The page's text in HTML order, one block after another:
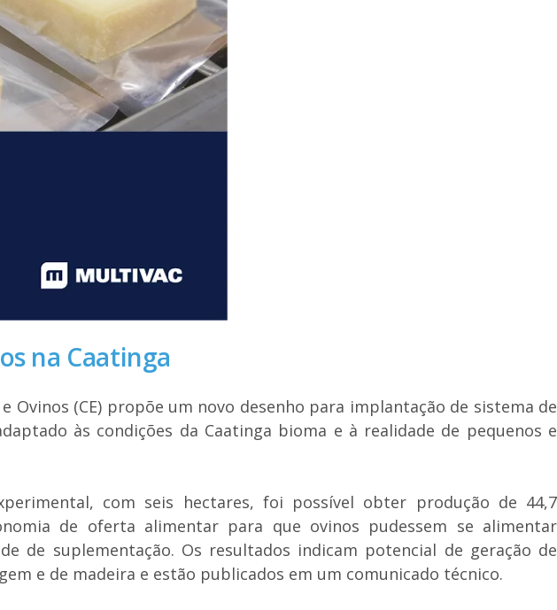
na Caatinga
Ovinos (CE) propõe um novo desenho para implantação de sistema de
às condições da Caatinga bioma e à realidade de pequenos e
com seis hectares, foi possível obter produção de 44,7
de oferta alimentar para que ovinos pudessem se alimentar
de suplementação. Os resultados indicam potencial de geração de
e de madeira e estão publicados em um comunicado técnico.